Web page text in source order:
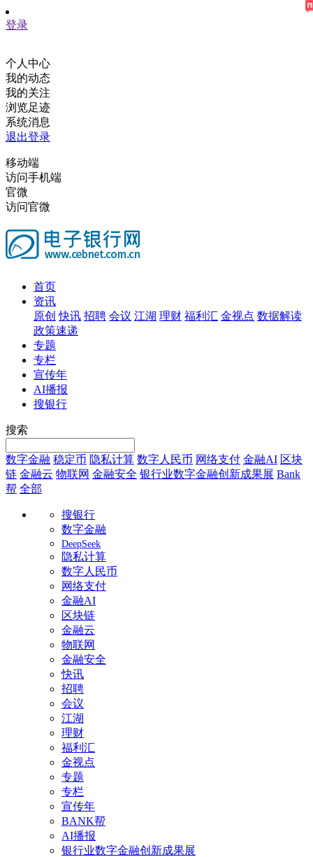
登录
个人中心
我的动态
我的关注
浏览足迹
系统消息
退出登录
移动端
访问手机端
官微
访问官微
首页
资讯
原创 快讯 招聘 会议 江湖 理财 福利汇 金视点 数据解读
政策速递
专题
专栏
宣传年
AI播报
搜银行
搜索
数字金融 稳定币 隐私计算 数字人民币 网络支付 金融AI 区块
链 金融云 物联网 金融安全 银行业数字金融创新成果展 Bank
帮 全部
搜银行
数字金融
DeepSeek
隐私计算
数字人民币
网络支付
金融AI
区块链
金融云
物联网
金融安全
快讯
招聘
会议
江湖
理财
福利汇
金视点
专题
专栏
宣传年
BANK帮
AI播报
银行业数字金融创新成果展